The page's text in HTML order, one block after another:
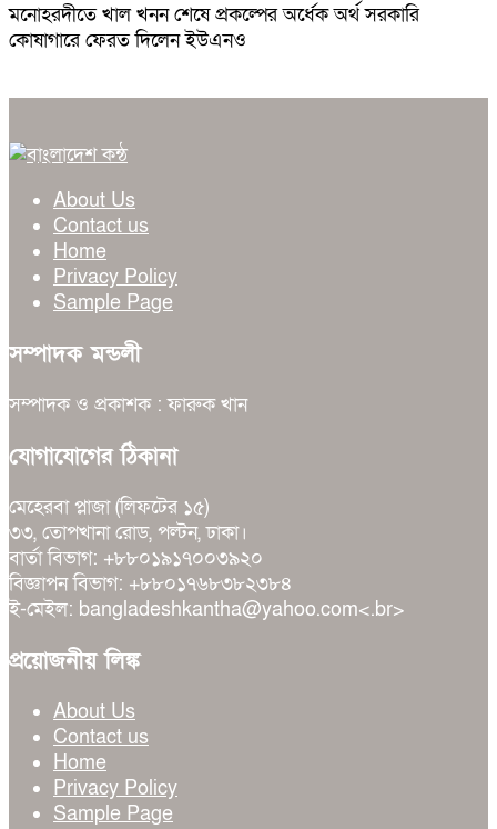
মনোহরদীতে খাল খনন শেষে প্রকল্পের অর্ধেক অর্থ সরকারি
কোষাগারে ফেরত দিলেন ইউএনও
About Us
Contact us
Home
Privacy Policy
Sample Page
সম্পাদক মন্ডলী
সম্পাদক ও প্রকাশক : ফারুক খান
যোগাযোগের ঠিকানা
মেহেরবা প্লাজা (লিফটের ১৫)
৩৩, তোপখানা রোড, পল্টন, ঢাকা।
বার্তা বিভাগ: +৮৮০১৯১৭০০৩৯২০
বিজ্ঞাপন বিভাগ: +৮৮০১৭৬৮৩৮২৩৮৪
ই-মেইল: bangladeshkantha@yahoo.com<.br>
প্রয়োজনীয় লিঙ্ক
About Us
Contact us
Home
Privacy Policy
Sample Page